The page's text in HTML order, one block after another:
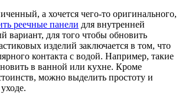
а хочется чего-то оригинального,
реечные панели для внутренней
вариант, для того чтобы обновить
изделий заключается в том, что
контакта с водой. Например, такие
в ванной или кухне. Кроме
можно выделить простоту и